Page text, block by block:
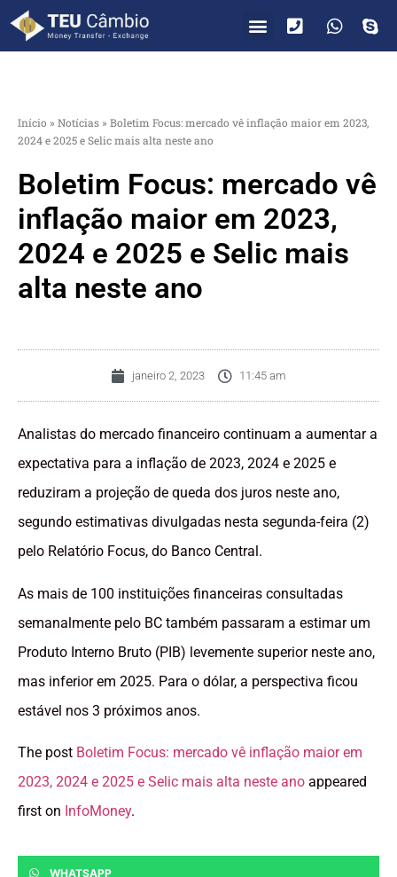
Início » Notícias » Boletim Focus: mercado vê inflação maior em 2023,
2024 e 2025 e Selic mais alta neste ano
Boletim Focus: mercado vê
inflação maior em 2023,
2024 e 2025 e Selic mais
alta neste ano
janeiro 2, 2023 11:45 am
Analistas do mercado financeiro continuam a aumentar a
expectativa para a inflação de 2023, 2024 e 2025 e
reduziram a projeção de queda dos juros neste ano,
segundo estimativas divulgadas nesta segunda-feira (2)
pelo Relatório Focus, do Banco Central.
As mais de 100 instituições financeiras consultadas
semanalmente pelo BC também passaram a estimar um
Produto Interno Bruto (PIB) levemente superior neste ano,
mas inferior em 2025. Para o dólar, a perspectiva ficou
estável nos 3 próximos anos.
The post Boletim Focus: mercado vê inflação maior em
2023, 2024 e 2025 e Selic mais alta neste ano appeared
first on InfoMoney.
WHATSAPP